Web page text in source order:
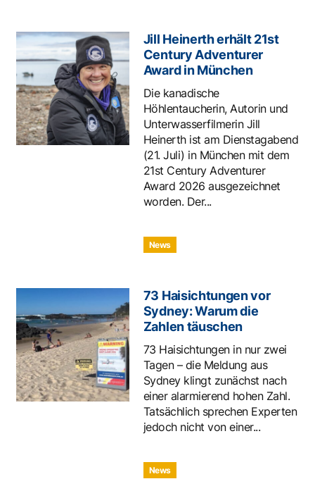
Jill Heinerth erhält 21st
Century Adventurer
Award in München
Die kanadische
Höhlentaucherin, Autorin und
Unterwasserfilmerin Jill
Heinerth ist am Dienstagabend
(21. Juli) in München mit dem
21st Century Adventurer
Award 2026 ausgezeichnet
worden. Der...
News
73 Haisichtungen vor
Sydney: Warum die
Zahlen täuschen
73 Haisichtungen in nur zwei
Tagen – die Meldung aus
Sydney klingt zunächst nach
einer alarmierend hohen Zahl.
Tatsächlich sprechen Experten
jedoch nicht von einer...
News